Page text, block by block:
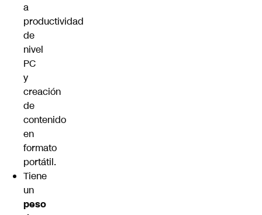
a
productividad
de
nivel
PC
y
creación
de
contenido
en
formato
portátil.
Tiene
un
peso